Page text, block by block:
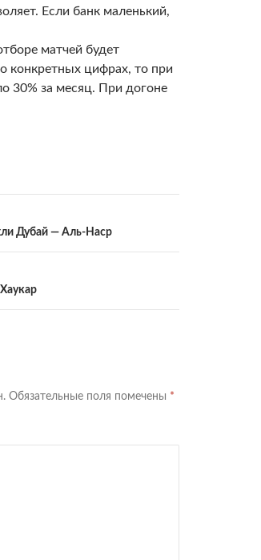
Если банк маленький,
матчей будет
конкретных цифрах, то при
30% за месяц. При догоне
Дубай — Аль-Наср
Обязательные поля помечены *